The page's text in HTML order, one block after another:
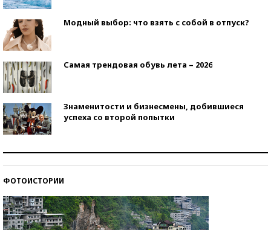
Модный выбор: что взять с собой в отпуск?
Самая трендовая обувь лета – 2026
Знаменитости и бизнесмены, добившиеся
успеха со второй попытки
ФОТОИСТОРИИ